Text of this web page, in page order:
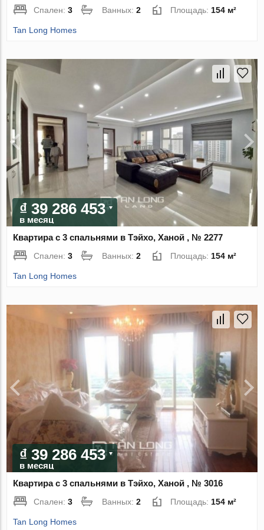
Спален:3 Ванных:2 Площадь:154 м²
Tan Long Homes
₫ 39 286 453
в месяц
Квартира с 3 спальнями в Тэйхо, Ханой , № 2277
Спален:3 Ванных:2 Площадь: 154 м²
Tan Long Homes
₫ 39 286 453
в месяц
Квартира с 3 спальнями в Тэйхо, Ханой , № 3016
Спален:3 Ванных:2 Площадь: 154 м²
Tan Long Homes